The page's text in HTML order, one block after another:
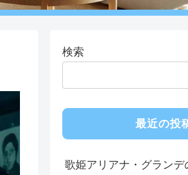
検索
最近の投
歌姫アリアナ・グラン